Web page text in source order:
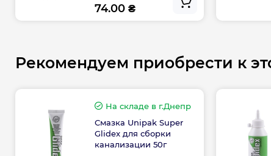
74.00 ₴
Рекомендуем приобрести к
На складе в г.Днепр
Смазка Unipak Super
Glidex для сборки
канализации 50г